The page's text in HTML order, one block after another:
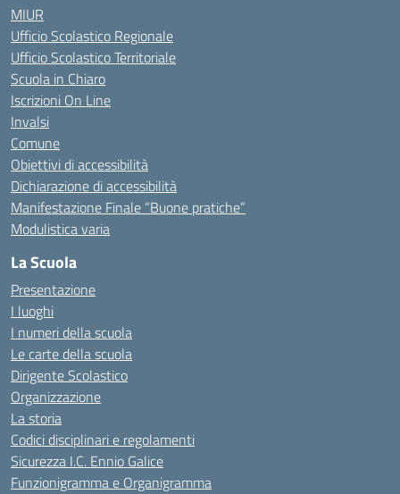
MIUR
Ufficio Scolastico Regionale
Ufficio Scolastico Territoriale
Scuola in Chiaro
Iscrizioni On Line
Invalsi
Comune
Obiettivi di accessibilità
Dichiarazione di accessibilità
Manifestazione Finale “Buone pratiche”
Modulistica varia
La Scuola
Presentazione
I luoghi
I numeri della scuola
Le carte della scuola
Dirigente Scolastico
Organizzazione
La storia
Codici disciplinari e regolamenti
Sicurezza I.C. Ennio Galice
Funzionigramma e Organigramma